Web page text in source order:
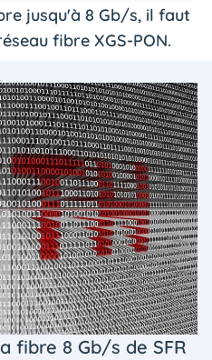
jusqu'à 8 Gb/s, il faut
fibre XGS-PON.
fibre 8 Gb/s de SFR